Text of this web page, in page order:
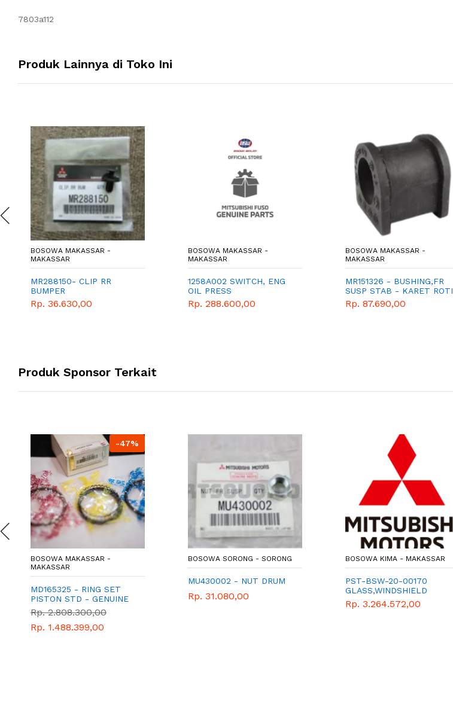
7803a112
Produk Lainnya di Toko Ini
BOSOWA MAKASSAR -
MAKASSAR
MR288150- CLIP RR
BUMPER
Rp. 36.630,00
BOSOWA MAKASSAR -
MAKASSAR
1258A002 SWITCH, ENG
OIL PRESS
Rp. 288.600,00
BOSOWA MAKASSAR -
MAKASSAR
MR151326 - BUSHING,FR
SUSP STAB - KARET ROTI
- KARET STABILIZER
DEPAN - MITSUBISHI -
Rp. 87.690,00
Produk Sponsor Terkait
-47%
BOSOWA MAKASSAR -
MAKASSAR
MD165325 - RING SET
PISTON STD - GENUINE
SPAREPART - MITSUBISHI
T120SS
Rp. 2.808.300,00
Rp. 1.488.399,00
BOSOWA SORONG - SORONG
MU430002 - NUT DRUM
Rp. 31.080,00
BOSOWA KIMA - MAKASSAR
PST-BSW-20-00170
GLASS,WINDSHIELD
Rp. 3.264.572,00